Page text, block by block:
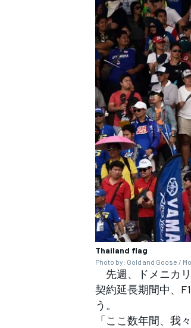
Thailand flag
Photo by: Gold and Goose /
先週、ドメニカリ
契約延長期間中、
う。
「ここ数年間、我